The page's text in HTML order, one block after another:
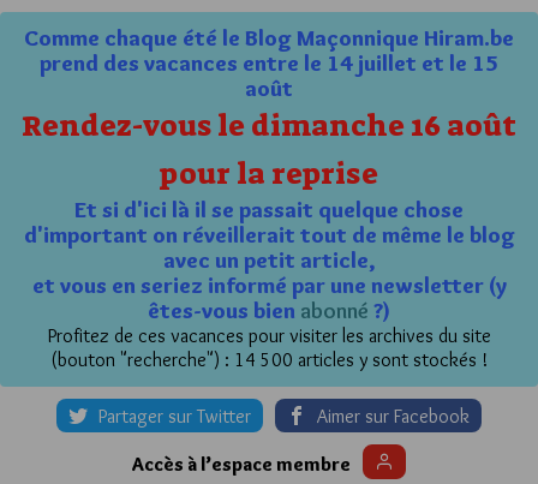
Comme chaque été le Blog Maçonnique Hiram.be
prend des vacances entre le 14 juillet et le 15
août
Rendez-vous le dimanche 16 août
pour la reprise
Et si d'ici là il se passait quelque chose
d'important on réveillerait tout de même le blog
avec un petit article,
et vous en seriez informé par une newsletter (y
êtes-vous bien abonné ?)
Profitez de ces vacances pour visiter les archives du site
(bouton "recherche") : 14 500 articles y sont stockés !
Partager sur Twitter Aimer sur Facebook
Accès à l’espace membre